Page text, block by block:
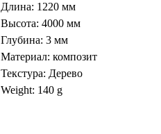
Длина: 1220 мм
Высота: 4000 мм
Глубина: 3 мм
Материал: композит
Текстура: Дерево
Weight: 140 g